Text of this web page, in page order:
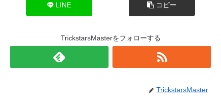
LINE コピー
TrickstarsMasterをフォローする
TrickstarsMaster